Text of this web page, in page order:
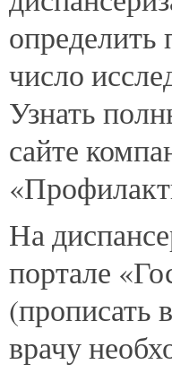
число
Узнать
сайте
На
портале
(прописать
врачу